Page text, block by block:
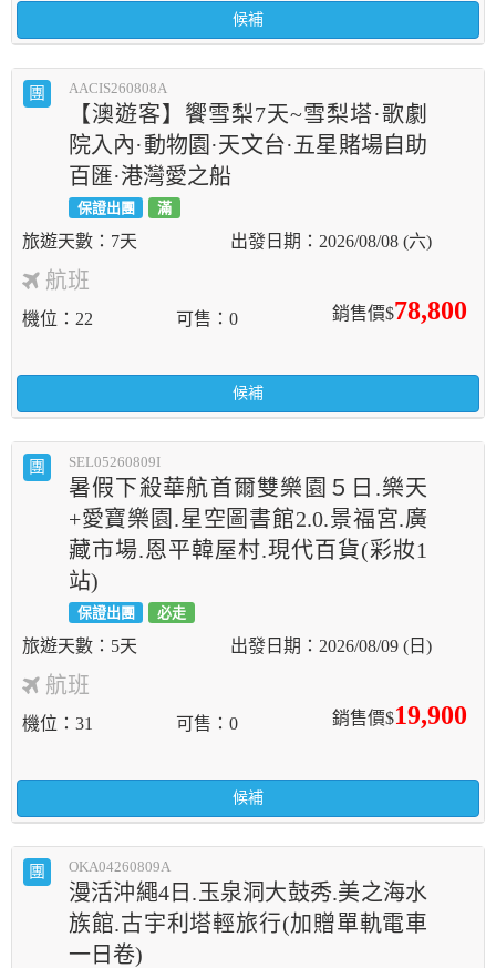
候補
團 AACIS260808A
【澳遊客】饗雪梨7天~雪梨塔·歌劇
院入內·動物園·天文台·五星賭場自助
百匯·港灣愛之船
保證出團 滿
7天 2026/08/08 (六)
航班
銷售價$78,800
機位 22 可售 0
候補
團 SEL05260809I
暑假下殺華航首爾雙樂園５日.樂天
+愛寶樂園.星空圖書館2.0.景福宮.廣
藏市場.恩平韓屋村.現代百貨(彩妝1
站)
保證出團 必走
5天 2026/08/09 (日)
航班
銷售價$19,900
機位 31 可售 0
候補
團 OKA04260809A
漫活沖繩4日.玉泉洞大鼓秀.美之海水
族館.古宇利塔輕旅行(加贈單軌電車
一日卷)